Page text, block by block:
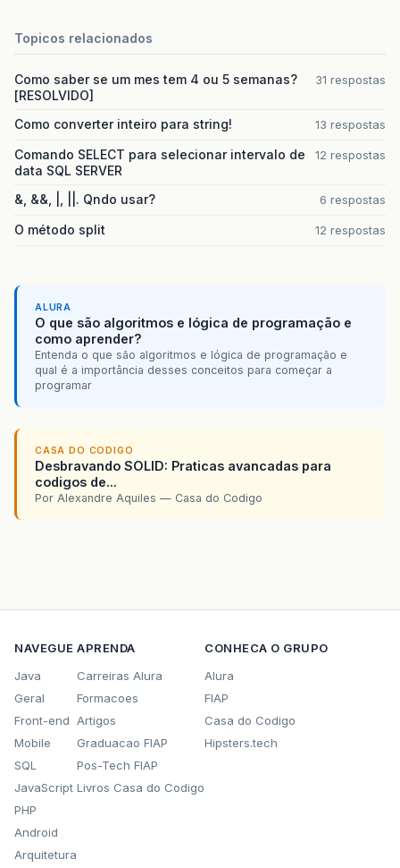
Topicos relacionados
Como saber se um mes tem 4 ou 5 semanas?
[RESOLVIDO]
31 respostas
Como converter inteiro para string! 13 respostas
Comando SELECT para selecionar intervalo de
data SQL SERVER
12 respostas
&, &&, |, ||. Qndo usar? 6 respostas
O método split 12 respostas
ALURA
O que são algoritmos e lógica de programação e
como aprender?
Entenda o que são algoritmos e lógica de programação e
qual é a importância desses conceitos para começar a
programar
CASA DO CODIGO
Desbravando SOLID: Praticas avancadas para
codigos de...
Por Alexandre Aquiles — Casa do Codigo
NAVEGUE
Java
Geral
Front-end
Mobile
SQL
JavaScript
PHP
Android
Arquitetura
APRENDA
Carreiras Alura
Formacoes
Artigos
Graduacao FIAP
Pos-Tech FIAP
Livros Casa do Codigo
CONHECA O GRUPO
Alura
FIAP
Casa do Codigo
Hipsters.tech